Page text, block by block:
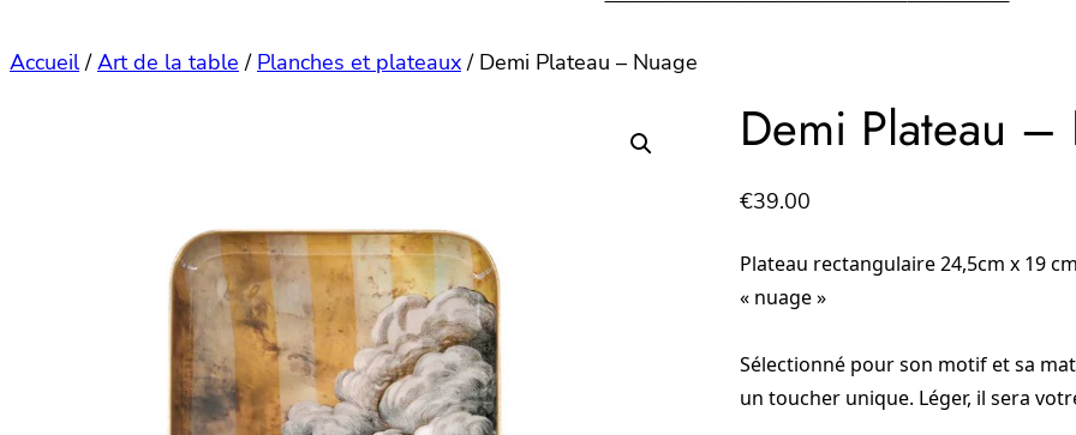
Accueil/Art de la table / Planches et plateaux/ Demi Plateau – Nuage
Demi Plateau –
€39.00
Plateau rectangulaire 24,5cm x 19
« nuage »
Sélectionné pour son motif et sa
un toucher unique. Léger, il sera